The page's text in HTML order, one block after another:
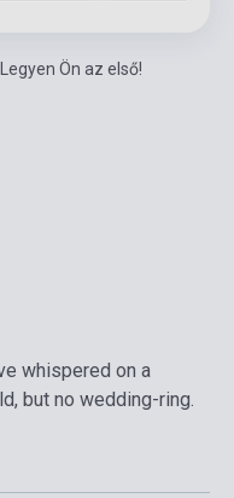
Ön az első!
whispered on a
but no wedding-ring.